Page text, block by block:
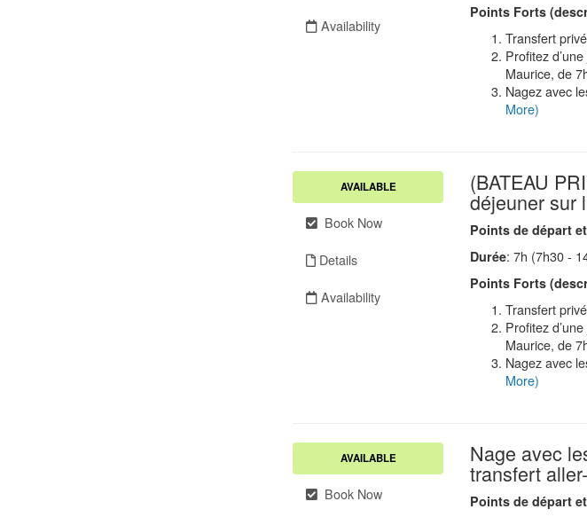
Availability
Points Forts
Transfert
Profitez
Maurice, de
Nagez avec
More)
AVAILABLE
Book Now
Details
Availability
(BATEAU
déjeuner sur
Points de départ
Durée: 7h (7h30 -
Points Forts
Transfert
Profitez
Maurice, de
Nagez avec
More)
AVAILABLE
Book Now
Nage avec
transfert
Points de départ